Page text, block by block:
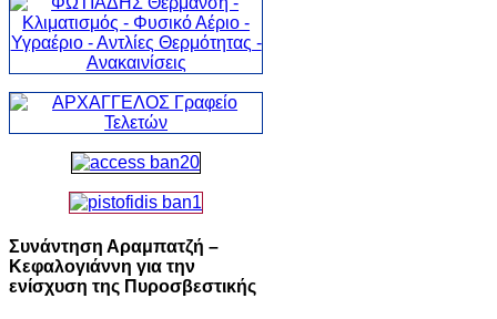
Συνάντηση Αραμπατζή –
Κεφαλογιάννη για την
ενίσχυση της Πυροσβεστικής